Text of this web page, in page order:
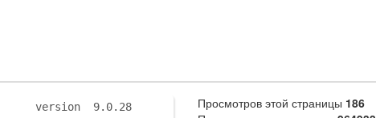
version 9.0.28
Просмотров этой страницы 186